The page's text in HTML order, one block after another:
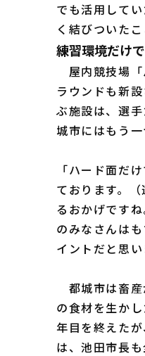
でも活用して
く結びついた
練習環境だけ
屋内競技場「
ラウンドも新
ぶ施設は、選
城市にはもう一
「ハード面だ
ております。
るおかげです
のみなさんは
イントだと思い
都城市は畜産
の食材を生か
年目を終えた
は、池田市長